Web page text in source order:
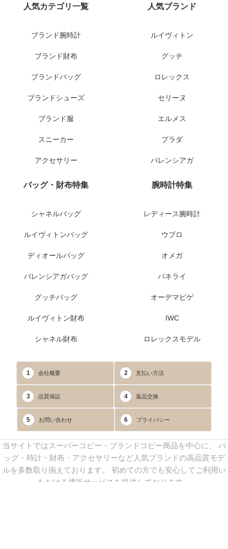
人気カテゴリ一覧
ブランド腕時計
ブランド財布
ブランドバッグ
ブランドシューズ
ブランド服
スニーカー
アクセサリー
人気ブランド
ルイヴィトン
グッチ
ロレックス
セリーヌ
エルメス
プラダ
バレンシアガ
バッグ・財布特集
シャネルバッグ
ルイヴィトンバッグ
ディオールバッグ
バレンシアガバッグ
グッチバッグ
ルイヴィトン財布
シャネル財布
腕時計特集
レディース腕時計
ウブロ
オメガ
パネライ
オーデマピゲ
IWC
ロレックスモデル
1 会社概要 2 支払い方法
3 品質保証 4 返品交換
5 お問い合わせ 6 プライバシー
当サイトではスーパーコピー・ブランドコピー商品を中心に、 バ
ッグ・時計・財布・アクセサリーなど人気ブランドの高品質モデ
ルを多数取り揃えております。 初めての方でも安心してご利用い
ただける通販サービスを提供しております。